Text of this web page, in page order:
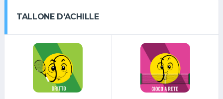
TALLONE D'ACHILLE